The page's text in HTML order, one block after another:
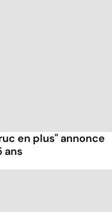
en plus" annonce
ans